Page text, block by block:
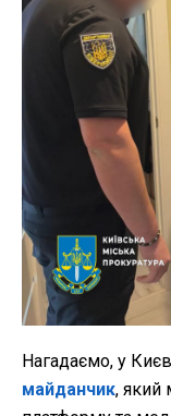
Нагадаємо, у
майданчик, який